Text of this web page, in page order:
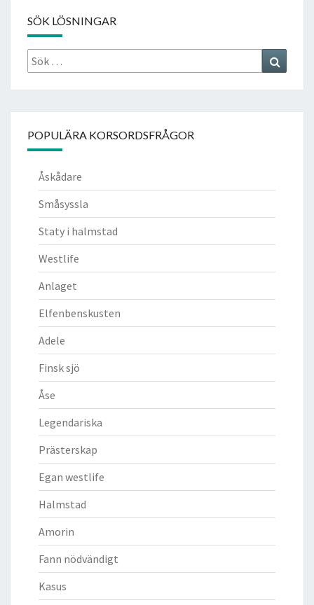
SÖK LÖSNINGAR
Sök
efter:
POPULÄRA KORSORDSFRÅGOR
Åskådare
Småsyssla
Staty i halmstad
Westlife
Anlaget
Elfenbenskusten
Adele
Finsk sjö
Åse
Legendariska
Prästerskap
Egan westlife
Halmstad
Amorin
Fann nödvändigt
Kasus